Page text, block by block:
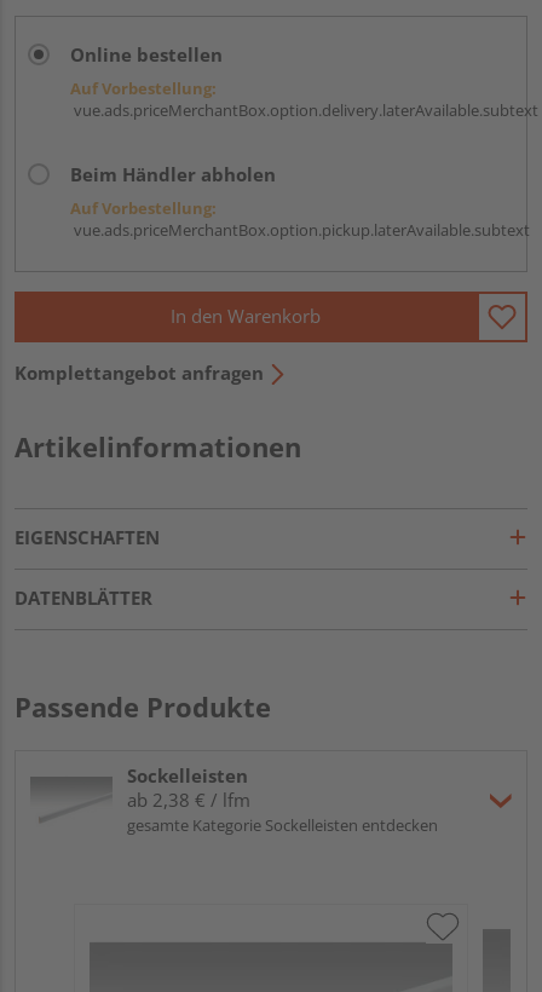
Online bestellen
Auf Vorbestellung:
vue.ads.priceMerchantBox.option.delivery.laterAvailable.subtext
Beim Händler abholen
Auf Vorbestellung:
vue.ads.priceMerchantBox.option.pickup.laterAvailable.subtext
In den Warenkorb
Komplettangebot anfragen
Artikelinformationen
EIGENSCHAFTEN
DATENBLÄTTER
Passende Produkte
Sockelleisten
ab 2,38 € / lfm
gesamte Kategorie Sockelleisten entdecken